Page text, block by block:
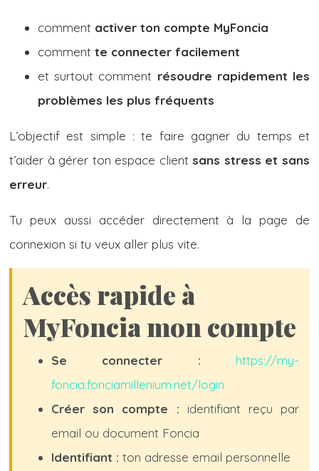
comment activer ton compte MyFoncia
comment te connecter facilement
et surtout comment résoudre rapidement les
problèmes les plus fréquents
L’objectif est simple : te faire gagner du temps et
t’aider à gérer ton espace clientsans stress et sans
erreur.
Tu peux aussi accéder directement à la page de
connexion si tu veux aller plus vite.
Accès rapide à
MyFoncia mon compte
Se connecter : https://my-
foncia.fonciamillenium.net/login
Créer son compte : identifiant reçu par
email ou document Foncia
Identifiant : ton adresse email personnelle